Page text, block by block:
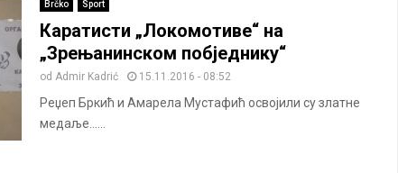
Brčko Sport
Каратисти „Локомотиве“ на
„Зрењанинском побједнику“
od Admir Kadrić 15.11.2016 - 08:52
Реџеп Бркић и Амарела Мустафић освојили су златне
медаље......